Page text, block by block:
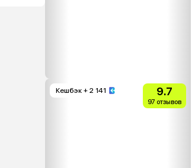
Кешбэк + 2 141 9.7
97 отзывов